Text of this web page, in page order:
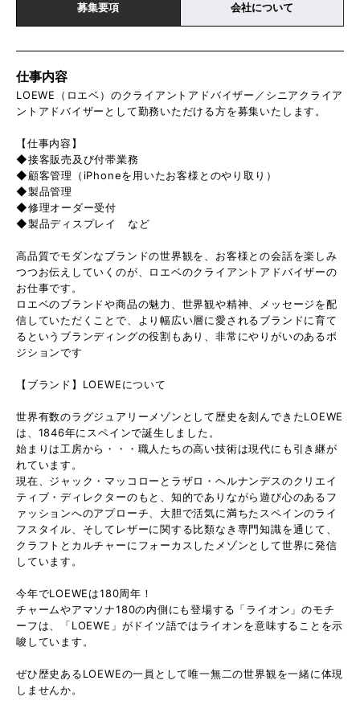
募集要項 会社について
仕事内容
LOEWE（ロエベ）のクライアントアドバイザー／シニアクライア
ントアドバイザーとして勤務いただける方を募集いたします。
【仕事内容】
◆接客販売及び付帯業務
◆顧客管理（iPhoneを用いたお客様とのやり取り）
◆製品管理
◆修理オーダー受付
◆製品ディスプレイ など
高品質でモダンなブランドの世界観を、お客様との会話を楽しみ
つつお伝えしていくのが、ロエベのクライアントアドバイザーの
お仕事です。
ロエベのブランドや商品の魅力、世界観や精神、メッセージを配
信していただくことで、より幅広い層に愛されるブランドに育て
るというブランディングの役割もあり、非常にやりがいのあるポ
ジションです
【ブランド】LOEWEについて
世界有数のラグジュアリーメゾンとして歴史を刻んできたLOEWE
は、1846年にスペインで誕生しました。
始まりは工房から・・・職人たちの高い技術は現代にも引き継が
れています。
現在、ジャック・マッコローとラザロ・ヘルナンデスのクリエイ
ティブ・ディレクターのもと、知的でありながら遊び心のあるフ
ァッションへのアプローチ、大胆で活気に満ちたスペインのライ
フスタイル、そしてレザーに関する比類なき専門知識を通じて、
クラフトとカルチャーにフォーカスしたメゾンとして世界に発信
しています。
今年でLOEWEは180周年！
チャームやアマソナ180の内側にも登場する「ライオン」のモチ
ーフは、「LOEWE」がドイツ語ではライオンを意味することを示
唆しています。
ぜひ歴史あるLOEWEの一員として唯一無二の世界観を一緒に体現
しませんか。